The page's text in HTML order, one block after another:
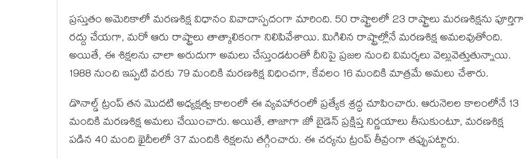
ప్రస్తుతం అమెరికాలో మరణశిక్ష విధానం వివాదాస్పదంగా మారింది. 50 రాష్ట్రాలలో 23 రాష్ట్రాలు మరణశిక్షను పూర్తిగా
రద్దు చేయగా, మరో ఆరు రాష్ట్రాలు తాత్కాలికంగా నిలిపివేశాయి. మిగిలిన రాష్ట్రాల్లోనే మరణశిక్ష అమలవుతోంది.
అయితే, ఈ శిక్షలను చాలా అరుదుగా అమలు చేస్తుండటంతో దీనిపై ప్రజల నుంచి విమర్శలు వెల్లువెత్తుతున్నాయి.
1988 నుంచి ఇప్పటి వరకు 79 మందికి మరణశిక్ష విధించగా, కేవలం 16 మందికి మాత్రమే అమలు చేశారు.
డొనాల్డ్ ట్రంప్ తన మొదటి అధ్యక్షత్వ కాలంలో ఈ వ్యవహారంలో ప్రత్యేక శ్రద్ధ చూపించారు. ఆరునెలల కాలంలోనే 13
మందికి మరణశిక్ష అమలు చేయించారు. అయితే, తాజాగా జో బైడెన్ ప్రక్షిప్త నిర్ణయాలు తీసుకుంటూ, మరణశిక్ష
పడిన 40 మంది ఖైదీలలో 37 మందికి శిక్షలను తగ్గించారు. ఈ చర్యను ట్రంప్ తీవ్రంగా తప్పుపట్టారు.